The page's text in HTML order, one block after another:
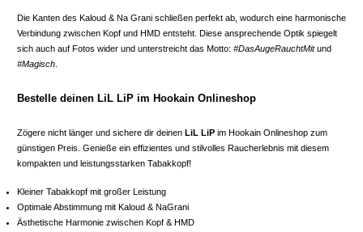
Die Kanten des Kaloud & Na Grani schließen perfekt ab, wodurch eine harmonische
Verbindung zwischen Kopf und HMD entsteht. Diese ansprechende Optik spiegelt
sich auch auf Fotos wider und unterstreicht das Motto: #DasAugeRauchtMitund
#Magisch
Bestelle deinen LiL LiP im Hookain Onlineshop
Zögere nicht länger und sichere dir deinen LiL LiP im Hookain Onlineshop zum
günstigen Preis. Genieße ein effizientes und stilvolles Raucherlebnis mit diesem
kompakten und leistungsstarken Tabakkopf!
Kleiner Tabakkopf mit großer Leistung
Optimale Abstimmung mit Kaloud & NaGrani
Ästhetische Harmonie zwischen Kopf & HMD